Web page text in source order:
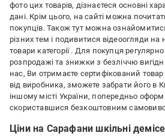
фото цих товарів, дізнаєтеся основні
дані. Крім цього, на сайті можна
покупців. Також тут можна
різних тем і подивитися відеоогляди на
товари категорії . Для покупця регулярно
розпродажі та знижки з безліччю
нас, Ви отримаєте сертифікований
від виробника, зможете забрати його в
іншому місті України, попередньо
скориставшися безкоштовним
Ціни на Сарафани шкільні